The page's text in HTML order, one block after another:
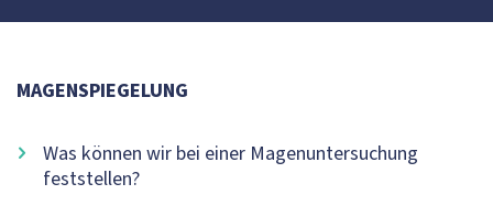
MAGENSPIEGELUNG
Was können wir bei einer Magenuntersuchung
feststellen?